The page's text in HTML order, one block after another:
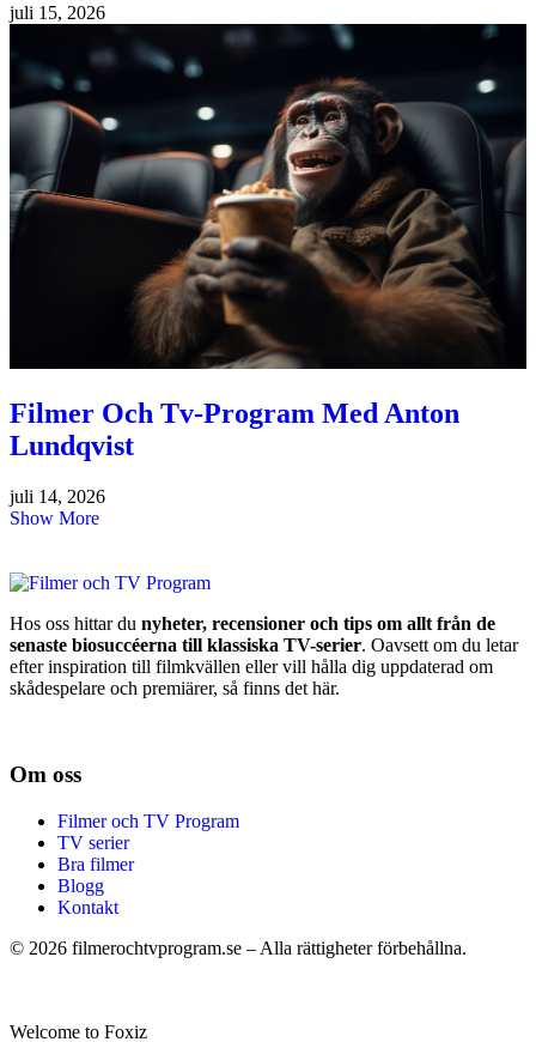
juli 15, 2026
Filmer Och Tv-Program Med Anton
Lundqvist
juli 14, 2026
Show More
Hos oss hittar du nyheter, recensioner och tips om allt från de
senaste biosuccéerna till klassiska TV-serier. Oavsett om du letar
efter inspiration till filmkvällen eller vill hålla dig uppdaterad om
skådespelare och premiärer, så finns det här.
Om oss
Filmer och TV Program
TV serier
Bra filmer
Blogg
Kontakt
© 2026 filmerochtvprogram.se – Alla rättigheter förbehållna.
Welcome to Foxiz